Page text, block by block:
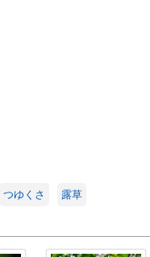
つゆくさ 露草